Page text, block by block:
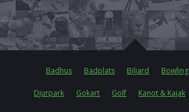
Badhus Badplats Biljard Bowling
Djurpark Gokart Golf Kanot & Kajak